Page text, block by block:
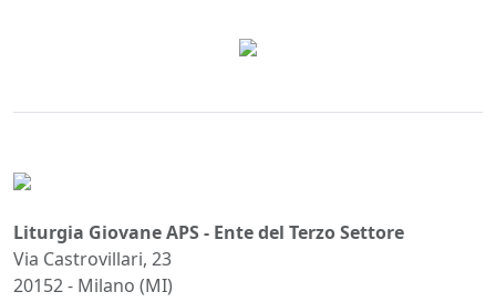
Liturgia Giovane APS - Ente del Terzo Settore
Via Castrovillari, 23
20152 - Milano (MI)